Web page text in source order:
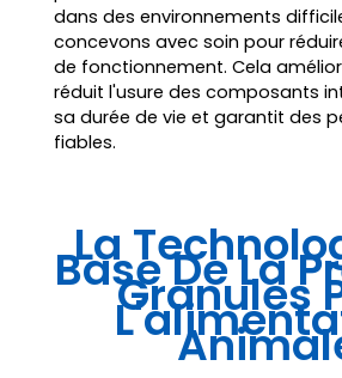
dans des environnements
concevons avec soin pour
de fonctionnement. Cela
réduit l'usure des composants
sa durée de vie et garantit des
fiables.
La
Base De La
Granulés